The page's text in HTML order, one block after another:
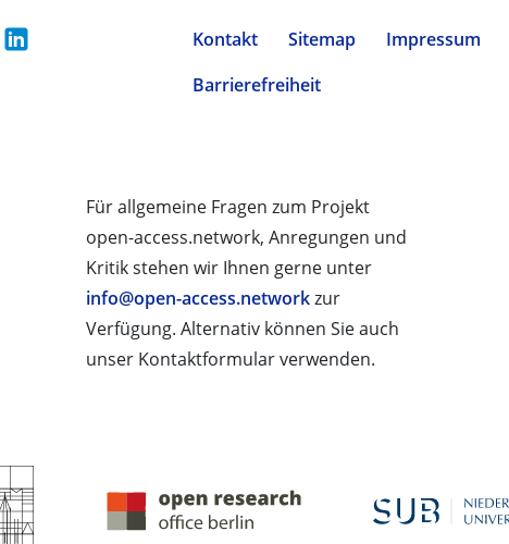
Kontakt Sitemap Impressum
Barrierefreiheit
Für allgemeine Fragen zum Projekt
open-access.network, Anregungen und
Kritik stehen wir Ihnen gerne unter
info@open-access.networkzur
Verfügung. Alternativ können Sie auch
unser Kontaktformular verwenden.